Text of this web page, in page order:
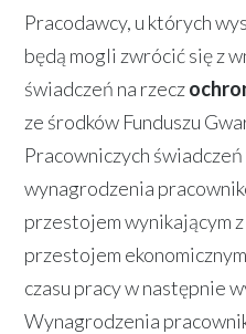
Pracodawcy, u których
będą mogli zwrócić się z
świadczeń na rzecz
ze środków Funduszu
Pracowniczych
wynagrodzenia
przestojem wynikającym
przestojem
czasu pracy w następnie
Wynagrodzenia